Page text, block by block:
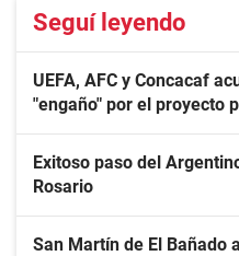
Seguí leyendo
UEFA, AFC y Concacaf
"engaño" por el proyecto
Exitoso paso del
Rosario
San Martín de El Bañado